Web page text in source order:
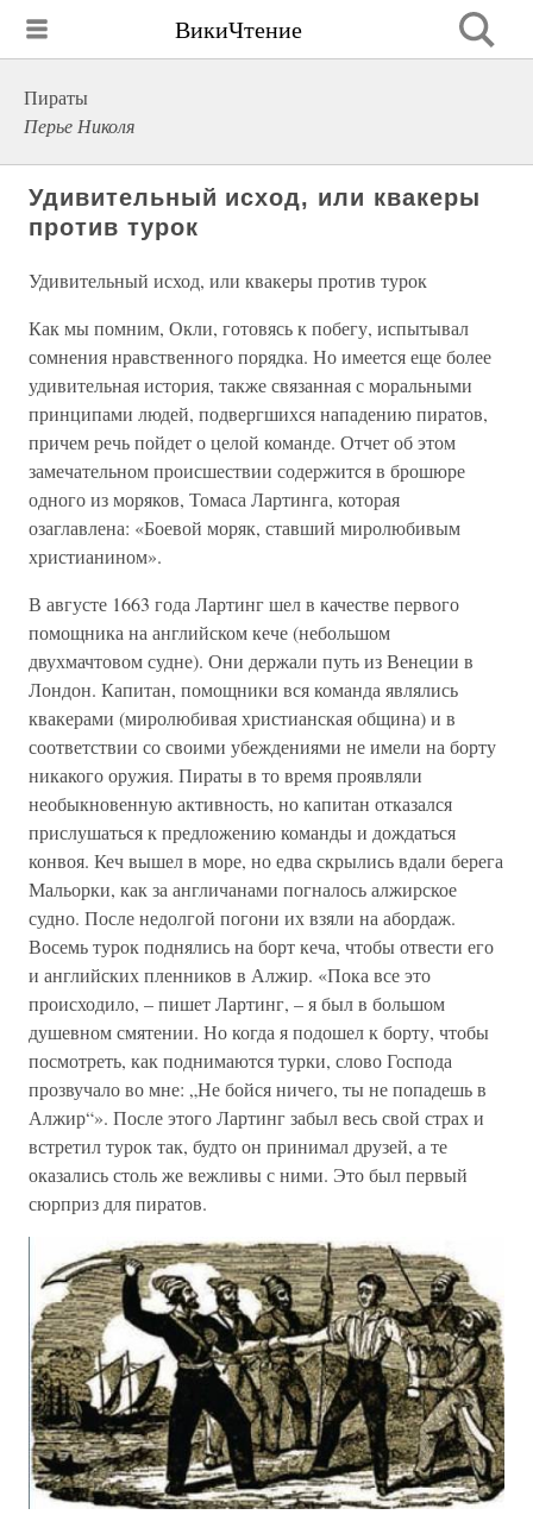
ВикиЧтение
Пираты
Перье Николя
Удивительный исход, или квакеры
против турок
Удивительный исход, или квакеры против турок
Как мы помним, Окли, готовясь к побегу, испытывал
сомнения нравственного порядка. Но имеется еще более
удивительная история, также связанная с моральными
принципами людей, подвергшихся нападению пиратов,
причем речь пойдет о целой команде. Отчет об этом
замечательном происшествии содержится в брошюре
одного из моряков, Томаса Лартинга, которая
озаглавлена: «Боевой моряк, ставший миролюбивым
христианином».
В августе 1663 года Лартинг шел в качестве первого
помощника на английском кече (небольшом
двухмачтовом судне). Они держали путь из Венеции в
Лондон. Капитан, помощники вся команда являлись
квакерами (миролюбивая христианская община) и в
соответствии со своими убеждениями не имели на борту
никакого оружия. Пираты в то время проявляли
необыкновенную активность, но капитан отказался
прислушаться к предложению команды и дождаться
конвоя. Кеч вышел в море, но едва скрылись вдали берега
Мальорки, как за англичанами погналось алжирское
судно. После недолгой погони их взяли на абордаж.
Восемь турок поднялись на борт кеча, чтобы отвести его
и английских пленников в Алжир. «Пока все это
происходило, – пишет Лартинг, – я был в большом
душевном смятении. Но когда я подошел к борту, чтобы
посмотреть, как поднимаются турки, слово Господа
прозвучало во мне: „Не бойся ничего, ты не попадешь в
Алжир“». После этого Лартинг забыл весь свой страх и
встретил турок так, будто он принимал друзей, а те
оказались столь же вежливы с ними. Это был первый
сюрприз для пиратов.